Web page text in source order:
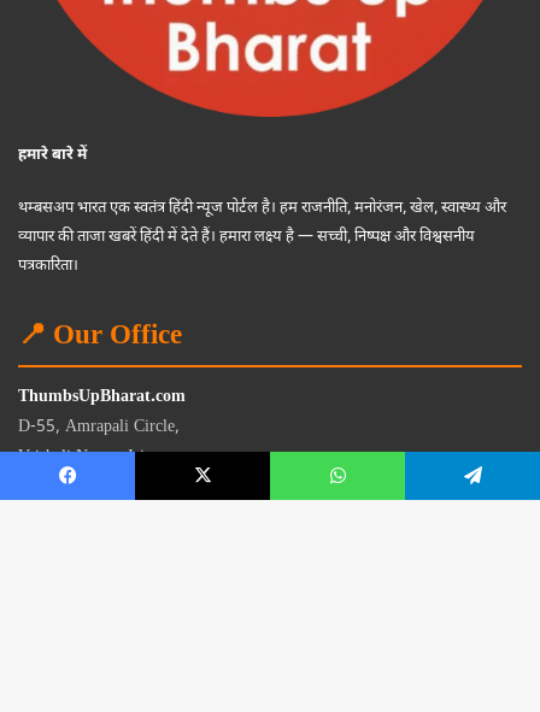
हमारे बारे में
थम्बसअप भारत एक स्वतंत्र हिंदी न्यूज पोर्टल है। हम राजनीति, मनोरंजन, खेल, स्वास्थ्य और
व्यापार की ताजा खबरें हिंदी में देते हैं। हमारा लक्ष्य है — सच्ची, निष्पक्ष और विश्वसनीय
पत्रकारिता।
📍 Our Office
ThumbsUpBharat.com
D-55, Amrapali Circle,
Vaishali Nagar, Jaipur
Rajasthan - 302021